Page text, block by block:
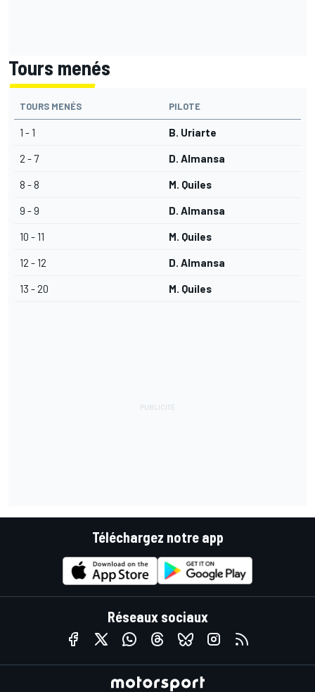
Tours menés
TOURS MENÉS PILOTE
1 - 1 B. Uriarte
2 - 7 D. Almansa
8 - 8 M. Quiles
9 - 9 D. Almansa
10 - 11 M. Quiles
12 - 12 D. Almansa
13 - 20 M. Quiles
Téléchargez notre app
Réseaux sociaux